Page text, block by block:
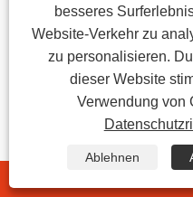
um 10 m³ Wasser in 1
abzukühlen?
Temperaturdifferenz
Wasserdurchflussrate =
Kühlleistung in KW =
Den Kühler
Für den Kühler sind
besseres
Website-Verkehr zu
zu personalisieren.
dieser Website
Verwendung von
Ablehnen